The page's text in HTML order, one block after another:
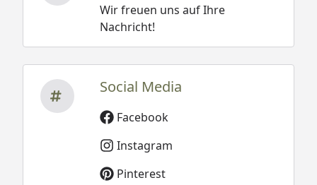
Wir freuen uns auf Ihre
Nachricht!
Social Media
Facebook
Instagram
Pinterest